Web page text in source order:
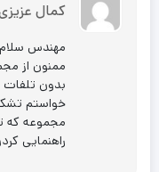
کمال
مهندس سلام
ممنون از
بدون تلفات
خواستم
مجموعه که
راهنمایی